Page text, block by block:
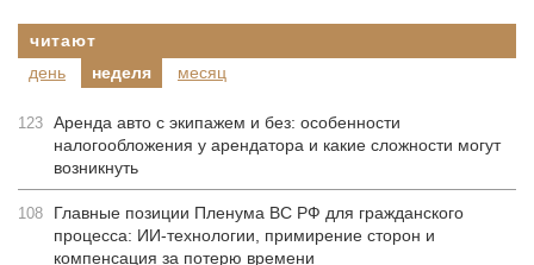
читают
день
неделя месяц
123 Аренда авто с экипажем и без: особенности
налогообложения у арендатора и какие сложности могут
возникнуть
108
Главные позиции Пленума ВС РФ для гражданского
процесса: ИИ-технологии, примирение сторон и
компенсация за потерю времени